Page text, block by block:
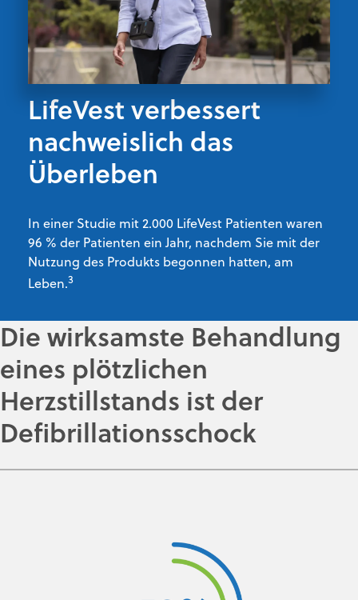
LifeVest verbessert
nachweislich das
Überleben
In einer Studie mit 2.000 LifeVest Patienten waren
96 % der Patienten ein Jahr, nachdem Sie mit der
Nutzung des Produkts begonnen hatten, am
Leben.3
Die wirksamste Behandlung
eines plötzlichen
Herzstillstands ist der
Defibrillationsschock